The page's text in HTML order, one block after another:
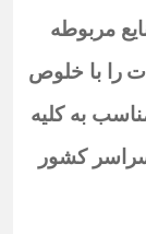
مربوطه
را با خلوص
به کلیه
کشور